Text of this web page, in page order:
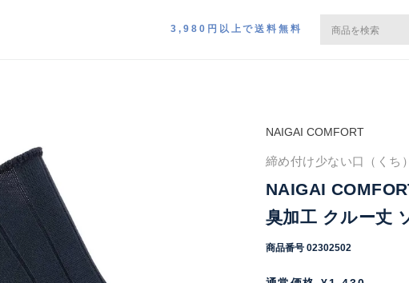
3,980円以上で送料無料
NAIGAI COMFORT
締め付け少ない口（くち
NAIGAI
臭加工 クルー丈
商品番号 02302502